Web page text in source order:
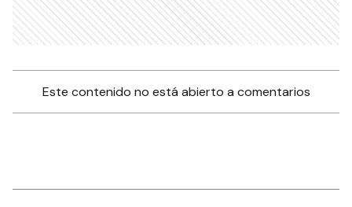
Este contenido no está abierto a comentarios